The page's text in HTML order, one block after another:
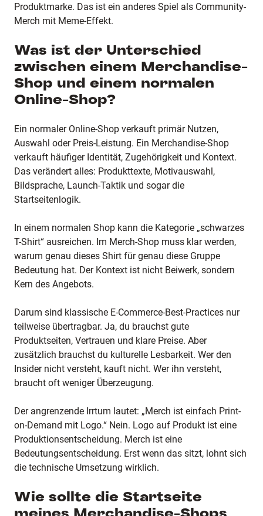
Produktmarke. Das ist ein anderes Spiel als Community-
Merch mit Meme-Effekt.
Was ist der Unterschied
zwischen einem Merchandise-
Shop und einem normalen
Online-Shop?
Ein normaler Online-Shop verkauft primär Nutzen,
Auswahl oder Preis-Leistung. Ein Merchandise-Shop
verkauft häufiger Identität, Zugehörigkeit und Kontext.
Das verändert alles: Produkttexte, Motivauswahl,
Bildsprache, Launch-Taktik und sogar die
Startseitenlogik.
In einem normalen Shop kann die Kategorie „schwarzes
T-Shirt“ ausreichen. Im Merch-Shop muss klar werden,
warum genau dieses Shirt für genau diese Gruppe
Bedeutung hat. Der Kontext ist nicht Beiwerk, sondern
Kern des Angebots.
Darum sind klassische E-Commerce-Best-Practices nur
teilweise übertragbar. Ja, du brauchst gute
Produktseiten, Vertrauen und klare Preise. Aber
zusätzlich brauchst du kulturelle Lesbarkeit. Wer den
Insider nicht versteht, kauft nicht. Wer ihn versteht,
braucht oft weniger Überzeugung.
Der angrenzende Irrtum lautet: „Merch ist einfach Print-
on-Demand mit Logo.“ Nein. Logo auf Produkt ist eine
Produktionsentscheidung. Merch ist eine
Bedeutungsentscheidung. Erst wenn das sitzt, lohnt sich
die technische Umsetzung wirklich.
Wie sollte die Startseite